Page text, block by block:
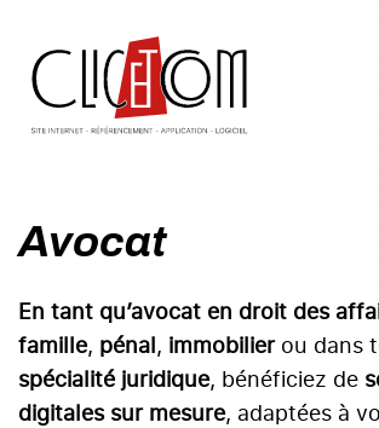
Skip
to
main
Avocat
En tant qu’avocat en droit des
famille, pénal, immobilierou dans
spécialité juridique, bénéficiez de
digitales sur mesure, adaptées à